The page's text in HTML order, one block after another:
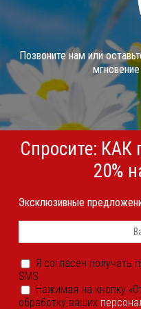
Позвоните нам или
Спросите: КАК
20%
Эксклюзивные
согласен
получать
периодические
уведомления
Я согласен получать
SMS
Согласие
на
Нажимая на кнопку
обработку ваших